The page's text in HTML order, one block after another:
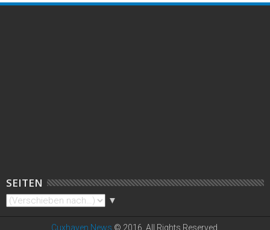
SEITEN
▼
Cuxhaven News © 2016. All Rights Reserved.